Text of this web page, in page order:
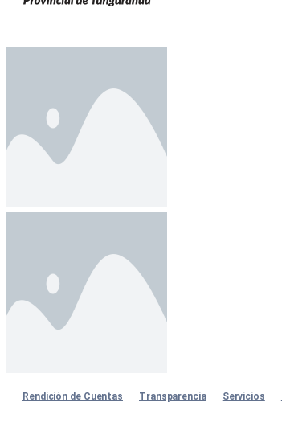
Rendición de Cuentas Transparencia Servicios